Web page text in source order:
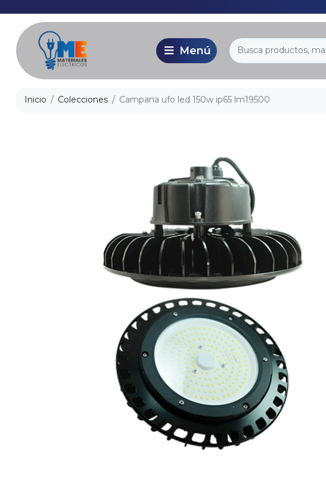
Inicio Colecciones Campana ufo led 150w ip65 lm19500